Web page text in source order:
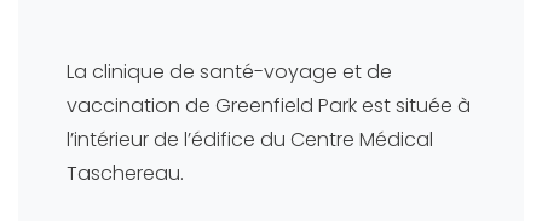
La clinique de santé-voyage et de
vaccination de Greenfield Park est située à
l’intérieur de l’édifice du Centre Médical
Taschereau.